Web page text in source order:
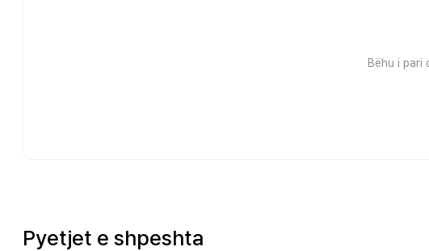
Bëhu i pari
Pyetjet e shpeshta